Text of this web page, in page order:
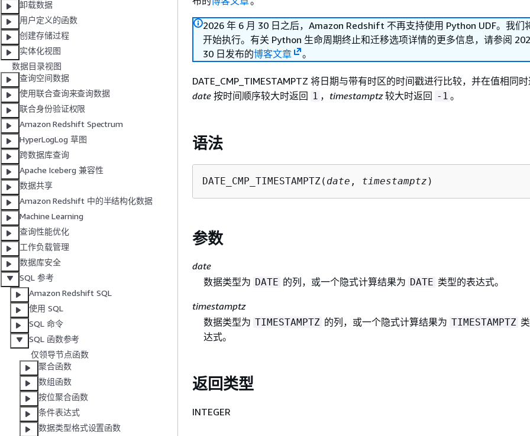
卸载数据
用户定义的函数
创建存储过程
实体化视图
数据目录视图
查询空间数据
使用联合查询来查询数据
联合身份验证权限
Amazon Redshift Spectrum
HyperLogLog 草图
跨数据库查询
Apache Iceberg 兼容性
数据共享
Amazon Redshift 中的半结构化数据
Machine Learning
查询性能优化
工作负载管理
数据库安全
SQL 参考
Amazon Redshift SQL
使用 SQL
SQL 命令
SQL 函数参考
仅领导节点函数
聚合函数
数组函数
按位聚合函数
条件表达式
数据类型格式设置函数
2026 年 6 月 30 日之后，Amazon Redshift 不再支持使用 Python UDF。我们
开始执行。有关 Python 生命周期终止和迁移选项详情的更多信息，请参阅
30 日发布的博客文章 。
DATE_CMP_TIMESTAMPTZ 将日期与带有时区的时间戳进行比较，并在值相同时
date 按时间顺序较大时返回 1 ， timestamptz较大时返回 -1 。
语法
DATE_CMP_TIMESTAMPTZ( date , timestamptz )
参数
date
数据类型为 DATE 的列，或一个隐式计算结果为 DATE 类型的表达式。
timestamptz
数据类型为 TIMESTAMPTZ 的列，或一个隐式计算结果为 TIMESTAMPTZ
达式。
返回类型
INTEGER